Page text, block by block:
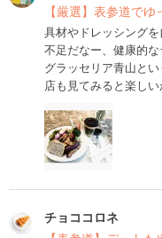
【厳選】表参道で
具材やドレッシング
不足だなー、健康的
グラッセリア青山と
店も見てみると楽しい
チョココロネ